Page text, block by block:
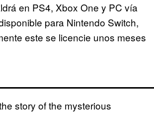
en PS4, Xbox One y PC vía
para Nintendo Switch,
este se licencie unos meses
story of the mysterious